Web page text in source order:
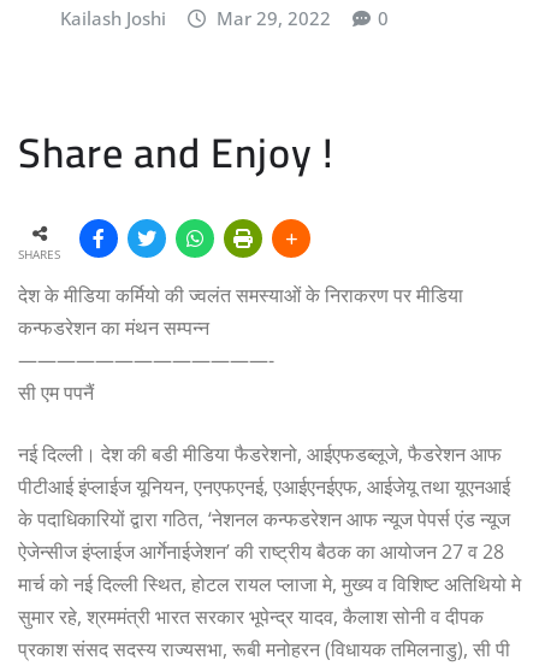
Kailash Joshi Mar 29, 2022 0
Share and Enjoy !
SHARES
देश के मीडिया कर्मियो की ज्वलंत समस्याओं के निराकरण पर मीडिया
कन्फडरेशन का मंथन सम्पन्न
—————————————-
सी एम पपनैं
नई दिल्ली। देश की बडी मीडिया फैडरेशनो, आईएफडब्लूजे, फैडरेशन आफ
पीटीआई इंप्लाईज यूनियन, एनएफएनई, एआईएनईएफ, आईजेयू तथा यूएनआई
के पदाधिकारियों द्वारा गठित, ‘नेशनल कन्फडरेशन आफ न्यूज पेपर्स एंड न्यूज
ऐजेन्सीज इंप्लाईज आर्गेनाईजेशन’ की राष्ट्रीय बैठक का आयोजन 27 व 28
मार्च को नई दिल्ली स्थित, होटल रायल प्लाजा मे, मुख्य व विशिष्ट अतिथियो मे
सुमार रहे, श्रममंत्री भारत सरकार भूपेन्द्र यादव, कैलाश सोनी व दीपक
प्रकाश संसद सदस्य राज्यसभा, रूबी मनोहरन (विधायक तमिलनाडु), सी पी